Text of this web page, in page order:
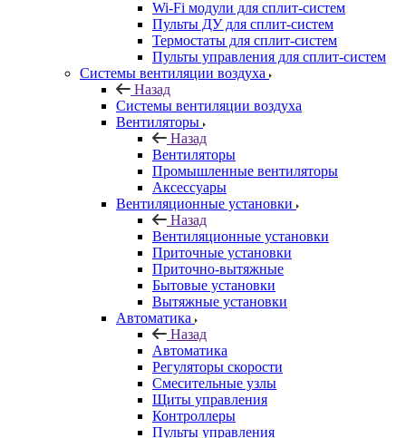
Wi-Fi модули для сплит-систем
Пульты ДУ для сплит-систем
Термостаты для сплит-систем
Пульты управления для сплит-систем
Системы вентиляции воздуха
Назад
Системы вентиляции воздуха
Вентиляторы
Назад
Вентиляторы
Промышленные вентиляторы
Аксессуары
Вентиляционные установки
Назад
Вентиляционные установки
Приточные установки
Приточно-вытяжные
Бытовые установки
Вытяжные установки
Автоматика
Назад
Автоматика
Регуляторы скорости
Смесительные узлы
Щиты управления
Контроллеры
Пульты управления